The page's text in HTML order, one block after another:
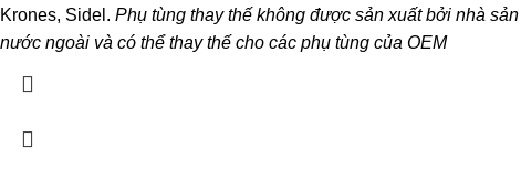
Krones, Sidel. Phụ tùng thay thế không được sản xuất bởi nhà
nước ngoài và có thể thay thế cho các phụ tùng của OEM